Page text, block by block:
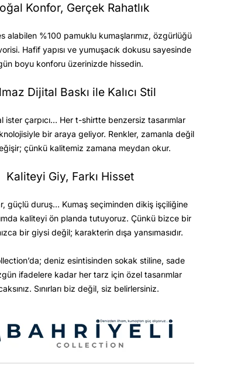
Konfor, Gerçek Rahatlık
alabilen %100 pamuklu kumaşlarımız, özgürlüğü
Hafif yapısı ve yumuşacık dokusu sayesinde
boyu konforu üzerinizde hissedin.
Dijital Baskı ile Kalıcı Stil
ister çarpıcı… Her t-shirtte benzersiz tasarımlar
bir araya geliyor. Renkler, zamanla değil
çünkü kalitemiz zamana meydan okur.
Kaliteyi Giy, Farkı Hisset
güçlü duruş… Kumaş seçiminden dikiş işçiliğine
kaliteyi ön planda tutuyoruz. Çünkü bizce bir
bir giysi değil; karakterin dışa yansımasıdır.
deniz esintisinden sokak stiline, sade
ifadelere kadar her tarz için özel tasarımlar
Sınırları biz değil, siz belirlersiniz.